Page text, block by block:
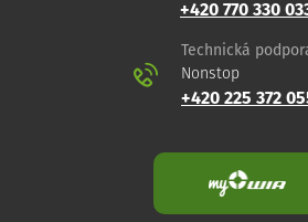
+420 770 330
Technická
Nonstop
+420 225 372